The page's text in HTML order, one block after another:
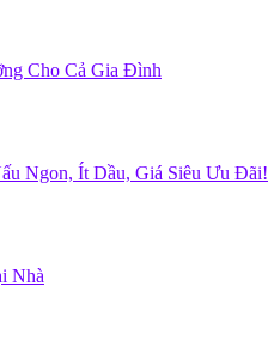
Cho Cả Gia Đình
Ngon, Ít Dầu, Giá Siêu Ưu Đãi!
Nhà